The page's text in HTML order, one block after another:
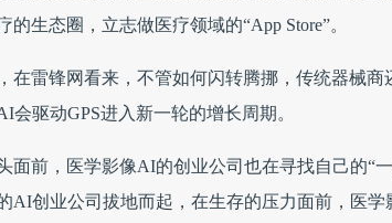
的生态圈，立志做医疗领域的“App Store”。
在雷锋网看来，不管如何闪转腾挪，传统器械
会驱动GPS进入新一轮的增长周期。
面前，医学影像AI的创业公司也在寻找自己的“
AI创业公司拔地而起，在生存的压力面前，医学